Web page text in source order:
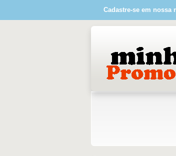
Cadastre-se em nossa